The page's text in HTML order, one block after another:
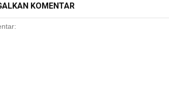
KOMENTAR